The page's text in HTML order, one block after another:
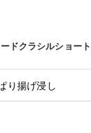
ドクラシルショート
り揚げ浸し